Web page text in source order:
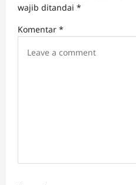
wajib ditandai *
Komentar *